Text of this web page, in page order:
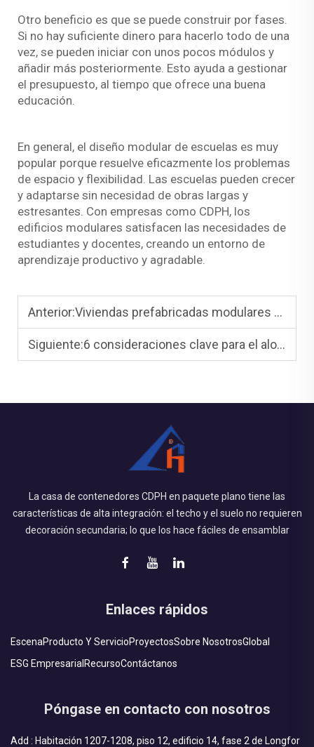
Otro beneficio es que se puede construir por fases.
Si no hay suficiente dinero para hacerlo todo de una
vez, se pueden iniciar con unos pocos módulos y
añadir más posteriormente. Esto ayuda a gestionar
el presupuesto, al tiempo que ofrece una buena
educación.
En general, el diseño modular de escuelas es muy
popular porque resuelve eficazmente los problemas
de espacio y flexibilidad. Las escuelas pueden crecer
y adaptarse sin necesidad de obras largas y
estresantes. Con empresas como CDPH, los
edificios modulares satisfacen las necesidades de
estudiantes y docentes, creando un entorno de
aprendizaje productivo y agradable.
Anterior:Viviendas prefabricadas modulares y viviendas modulares prefabricadas: diferencias y beneficios
Siguiente:6 consideraciones clave para el alojamiento en contenedores para trabajadores
La casa de contenedores CDPH en paquete plano tiene las
características de alta integración: el techo y el suelo no requieren
decoración secundaria; lo que los hace fáciles de ensamblar
Enlaces rápidos
EscenaProducto Y ServicioProyectosSobre NosotrosGlobal
ESG EmpresarialRecursoContáctanos
Póngase en contacto con nosotros
Add : Habitación 1207-1208, piso 12, edificio 14, fase 2 de Longfor